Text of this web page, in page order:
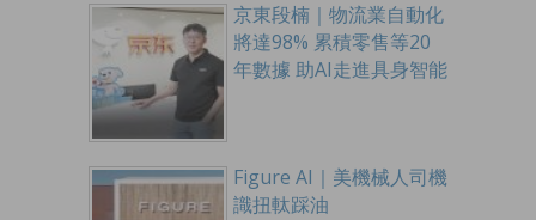
京東段楠｜物流業自動化
將達98% 累積零售等20
年數據 助AI走進具身智能
Figure AI｜美機械人司機
識扭軚踩油